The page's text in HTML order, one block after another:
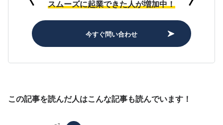
スムーズに起業できた人が増加中！
今すぐ問い合わせ
この記事を読んだ人はこんな記事も読んでいます！